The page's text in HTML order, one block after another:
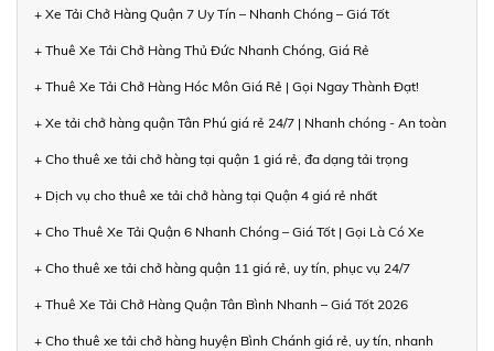
+ Xe Tải Chở Hàng Quận 7 Uy Tín – Nhanh Chóng – Giá Tốt
+ Thuê Xe Tải Chở Hàng Thủ Đức Nhanh Chóng, Giá Rẻ
+ Thuê Xe Tải Chở Hàng Hóc Môn Giá Rẻ | Gọi Ngay Thành Đạt!
+ Xe tải chở hàng quận Tân Phú giá rẻ 24/7 | Nhanh chóng - An toàn
+ Cho thuê xe tải chở hàng tại quận 1 giá rẻ, đa dạng tải trọng
+ Dịch vụ cho thuê xe tải chở hàng tại Quận 4 giá rẻ nhất
+ Cho Thuê Xe Tải Quận 6 Nhanh Chóng – Giá Tốt | Gọi Là Có Xe
+ Cho thuê xe tải chở hàng quận 11 giá rẻ, uy tín, phục vụ 24/7
+ Thuê Xe Tải Chở Hàng Quận Tân Bình Nhanh – Giá Tốt 2026
+ Cho thuê xe tải chở hàng huyện Bình Chánh giá rẻ, uy tín, nhanh